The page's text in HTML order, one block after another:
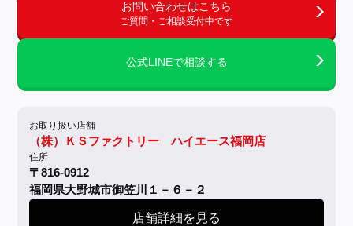
お問い合わせはこちら
ご質問・ご相談受付中です
公式LINEで相談する
お取り扱い店舗
（株）ＫＳファクトリー ハイエース福岡店
住所
〒816-0912
福岡県大野城市御笠川１－６－２
店舗詳細を見る